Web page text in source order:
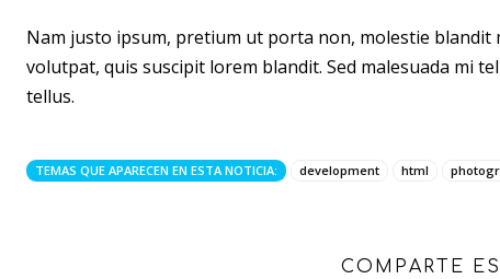
Nam justo ipsum, pretium ut porta non, molestie blandit
volutpat, quis suscipit lorem blandit. Sed malesuada mi
tellus.
TEMAS QUE APARECEN EN ESTA NOTICIA: development html
COMPARTE